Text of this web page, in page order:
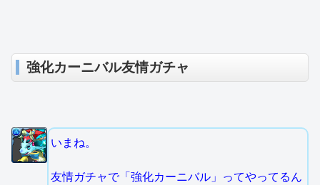
強化カーニバル友情ガチャ
いまね。
友情ガチャで「強化カーニバル」ってやってるん